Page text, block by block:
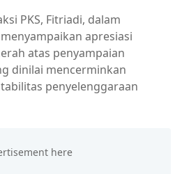
PKS, Fitriadi, dalam
apresiasi
atas penyampaian
dinilai mencerminkan
penyelenggaraan